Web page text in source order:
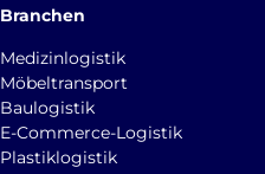
Branchen
Medizinlogistik
Möbeltransport
Baulogistik
E-Commerce-Logistik
Plastiklogistik